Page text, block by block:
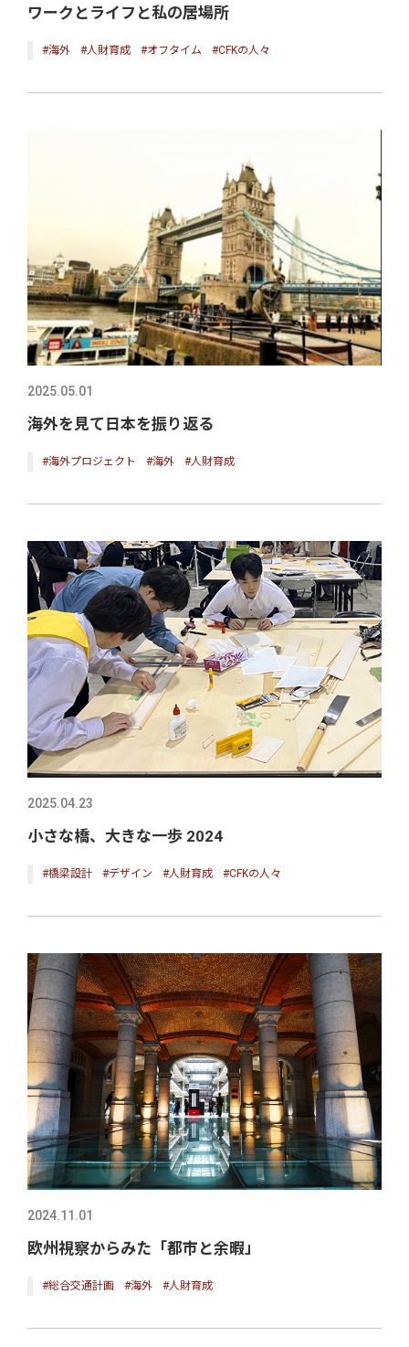
ワークとライフと私の居場所
#海外 #人財育成 #オフタイム #CFKの人々
2025.05.01
海外を見て日本を振り返る
#海外プロジェクト #海外 #人財育成
2025.04.23
小さな橋、大きな一歩 2024
#橋梁設計 #デザイン #人財育成 #CFKの人々
2024.11.01
欧州視察からみた「都市と余暇」
#総合交通計画 #海外 #人財育成